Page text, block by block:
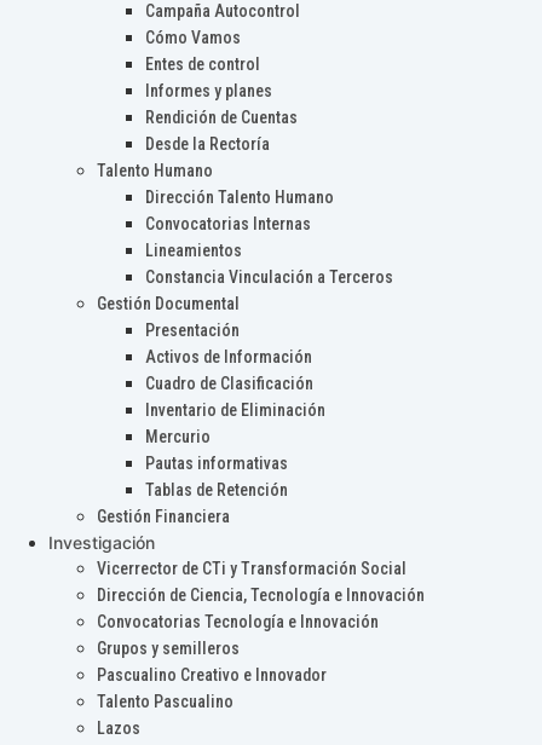
Campaña Autocontrol
Cómo Vamos
Entes de control
Informes y planes
Rendición de Cuentas
Desde la Rectoría
Talento Humano
Dirección Talento Humano
Convocatorias Internas
Lineamientos
Constancia Vinculación a Terceros
Gestión Documental
Presentación
Activos de Información
Cuadro de Clasificación
Inventario de Eliminación
Mercurio
Pautas informativas
Tablas de Retención
Gestión Financiera
Investigación
Vicerrector de CTi y Transformación Social
Dirección de Ciencia, Tecnología e Innovación
Convocatorias Tecnología e Innovación
Grupos y semilleros
Pascualino Creativo e Innovador
Talento Pascualino
Lazos